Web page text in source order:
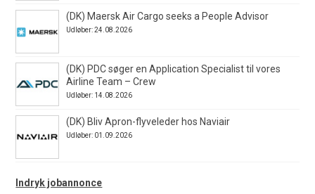
(DK) Maersk Air Cargo seeks a People Advisor
Udløber: 24.08.2026
(DK) PDC søger en Application Specialist til vores
Airline Team – Crew
Udløber: 14.08.2026
(DK) Bliv Apron-flyveleder hos Naviair
Udløber: 01.09.2026
Indryk jobannonce